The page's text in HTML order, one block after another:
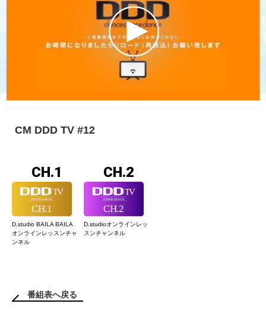
CM DDD TV #12
CH.1
D.studio BAILA BAILA
オンラインレッスンチャ
ンネル
CH.2
D.studioオンラインレッ
スンチャンネル
番組表へ戻る